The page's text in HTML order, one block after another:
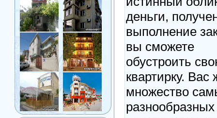
деньги,
выполнение
вы сможете
обустроить
квартирку. Вас
множество
разнообразных